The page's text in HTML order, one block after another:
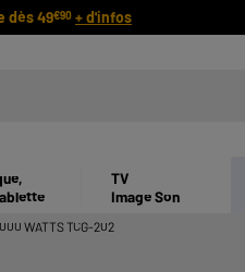
dès 49€90 + d'infos
TV
Image Son
WATTS TCG-202